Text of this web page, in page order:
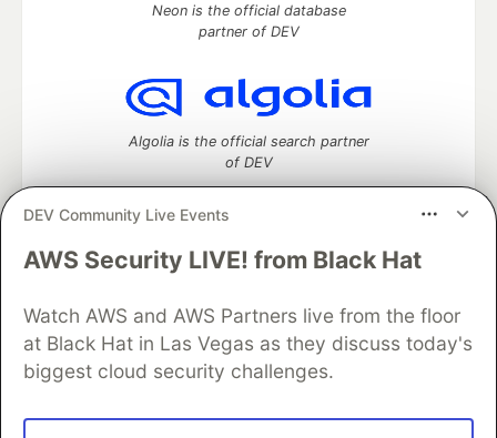
DEV Community Live Events
AWS Security LIVE! from Black Hat
Watch AWS and AWS Partners live from the floor
at Black Hat in Las Vegas as they discuss today's
biggest cloud security challenges.
Neon is the official database
partner of DEV
Algolia is the official search partner
of DEV
DEV Community— A space to discuss and keep up software
Home
DEV Challenges DEV++
Videos
DEV Education Tracks
DEV Help
Advertise on DEV
Organization Accounts
DEV Showcase
Contact
Free Postgres Database
DEV Shop